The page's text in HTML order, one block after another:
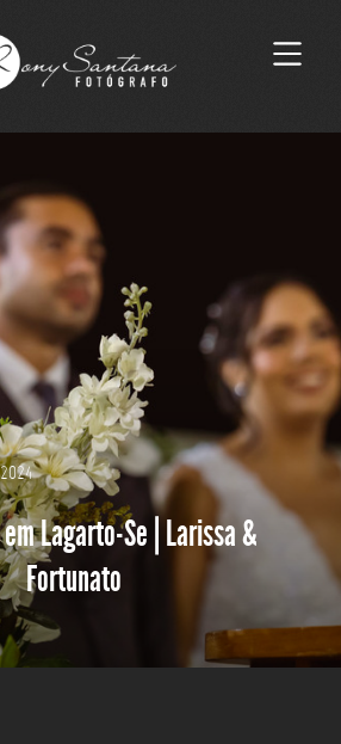
Lagarto-Se | Larissa &
Fortunato